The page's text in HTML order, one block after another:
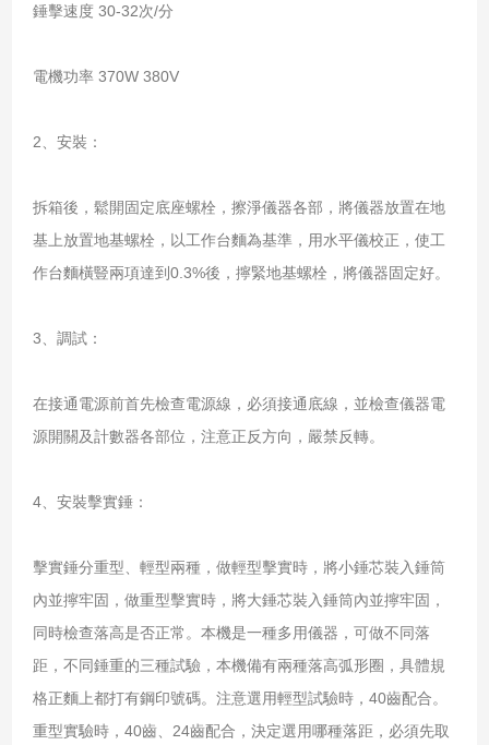
錘擊速度 30-32次/分
電機功率 370W 380V
2、安裝：
拆箱後，鬆開固定底座螺栓，擦淨儀器各部，將儀器放置在地
基上放置地基螺栓，以工作台麵為基準，用水平儀校正，使工
作台麵橫豎兩項達到0.3%後，擰緊地基螺栓，將儀器固定好。
3、調試：
在接通電源前首先檢查電源線，必須接通底線，並檢查儀器電
源開關及計數器各部位，注意正反方向，嚴禁反轉。
4、安裝擊實錘：
擊實錘分重型、輕型兩種，做輕型擊實時，將小錘芯裝入錘筒
內並擰牢固，做重型擊實時，將大錘芯裝入錘筒內並擰牢固，
同時檢查落高是否正常。本機是一種多用儀器，可做不同落
距，不同錘重的三種試驗，本機備有兩種落高弧形圈，具體規
格正麵上都打有鋼印號碼。注意選用輕型試驗時，40齒配合。
重型實驗時，40齒、24齒配合，決定選用哪種落距，必須先取